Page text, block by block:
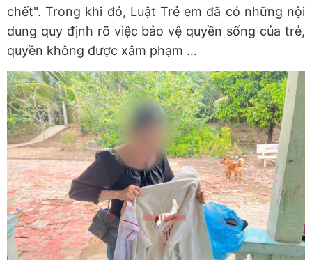
chết". Trong khi đó, Luật Trẻ em đã có những nội
dung quy định rõ việc bảo vệ quyền sống của trẻ,
quyền không được xâm phạm …